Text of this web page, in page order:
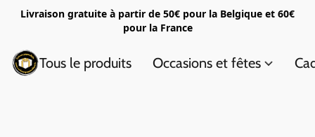
Livraison gratuite à partir de 50€ pour la Belgique et 60€
pour la France
Tous le produits Occasions et fêtes